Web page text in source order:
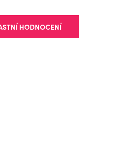
HODNOCENÍ